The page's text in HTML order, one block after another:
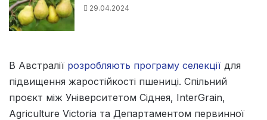
29.04.2024
В Австралії розробляють програму селекції для
підвищення жаростійкості пшениці. Cпільний
проєкт між Університетом Сіднея, InterGrain,
Agriculture Victoria та Департаментом первинної